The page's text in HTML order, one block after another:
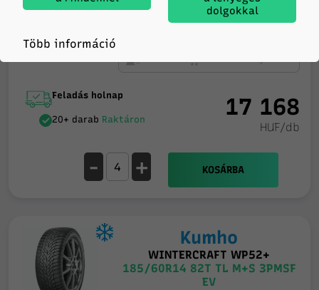
ICE BLAZER ALPINE 2
185/60R14 82T TL M+S 3PMSF
Feladás holnap
20+ darabRaktáron 17 168
HUF/db
- + KOSÁRBA
Kumho
WINTERCRAFT WP52+
185/60R14 82T TL M+S 3PMSF
EV
dolgokkal
Több információ